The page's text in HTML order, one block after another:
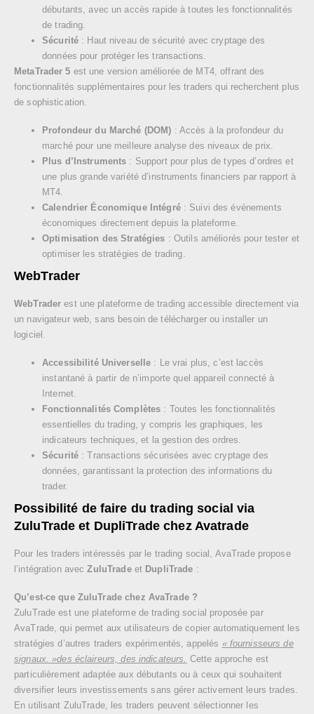
débutants, avec un accès rapide à toutes les fonctionnalités
de trading.
Sécurité : Haut niveau de sécurité avec cryptage des
données pour protéger les transactions.
MetaTrader 5 est une version améliorée de MT4, offrant des
fonctionnalités supplémentaires pour les traders qui recherchent plus
de sophistication.
Profondeur du Marché (DOM) : Accès à la profondeur du
marché pour une meilleure analyse des niveaux de prix.
Plus d’Instruments : Support pour plus de types d’ordres et
une plus grande variété d’instruments financiers par rapport à
MT4.
Calendrier Économique Intégré: Suivi des événements
économiques directement depuis la plateforme.
Optimisation des Stratégies : Outils améliorés pour tester et
optimiser les stratégies de trading.
WebTrader
WebTrader est une plateforme de trading accessible directement via
un navigateur web, sans besoin de télécharger ou installer un
logiciel.
Accessibilité Universelle : Le vrai plus, c’est laccès
instantané à partir de n’importe quel appareil connecté à
Internet.
Fonctionnalités Complètes : Toutes les fonctionnalités
essentielles du trading, y compris les graphiques, les
indicateurs techniques, et la gestion des ordres.
Sécurité : Transactions sécurisées avec cryptage des
données, garantissant la protection des informations du
trader.
Possibilité de faire du trading social via
ZuluTrade et DupliTrade chez Avatrade
Pour les traders intéressés par le trading social, AvaTrade propose
l’intégration avecZuluTradeet DupliTrade :
Qu’est-ce que ZuluTrade chez AvaTrade ?
ZuluTrade est une plateforme de trading social proposée par
AvaTrade, qui permet aux utilisateurs de copier automatiquement les
stratégies d’autres traders expérimentés, appelés « fournisseurs de
signaux. »des éclaireurs, des indicateurs.
Cette approche est
particulièrement adaptée aux débutants ou à ceux qui souhaitent
diversifier leurs investissements sans gérer activement leurs trades.
En utilisant ZuluTrade, les traders peuvent sélectionner les